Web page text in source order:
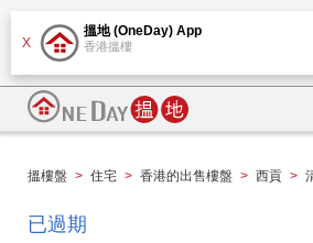
X
搵地 (OneDay) App
香港搵樓
搵樓盤 > 住宅 > 香港的出售樓盤 > 西貢 >
已過期